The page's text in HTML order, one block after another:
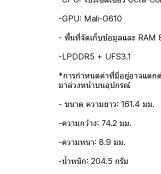
-GPU: Mali-G610
- พื้นที่จัดเก็บข้อมูลและ RAM
-LPDDR5 + UFS3.1
*การกำหนดค่าที่มีอยู่อาจแตก
มาล่วงหน้าบนอุปกรณ์
- ขนาด ความยาว: 161.4 มม.
-ความกว้าง: 74.2 มม.
-ความหนา: 8.9 มม.
-น้ำหนัก: 204.5 กรัม